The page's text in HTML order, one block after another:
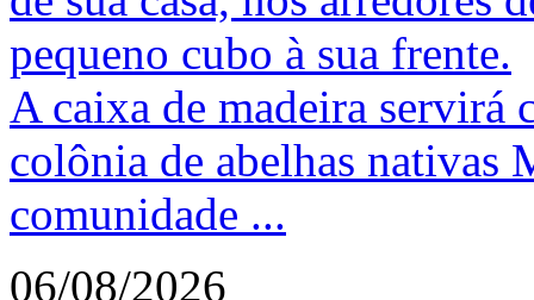
pequeno cubo à sua frente.
A caixa de madeira servirá
colônia de abelhas nativas
comunidade ...
06/08/2026